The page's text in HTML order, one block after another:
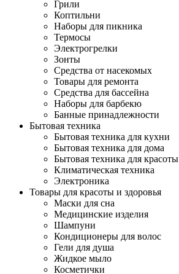
Грили
Коптильни
Наборы для пикника
Термосы
Электрогрелки
Зонты
Средства от насекомых
Товары для ремонта
Средства для бассейна
Наборы для барбекю
Банные принадлежности
Бытовая техника
Бытовая техника для кухни
Бытовая техника для дома
Бытовая техника для красоты
Климатическая техника
Электроника
Товары для красоты и здоровья
Маски для сна
Медицинские изделия
Шампуни
Кондиционеры для волос
Гели для душа
Жидкое мыло
Косметички